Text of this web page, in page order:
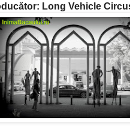
Long Vehicle